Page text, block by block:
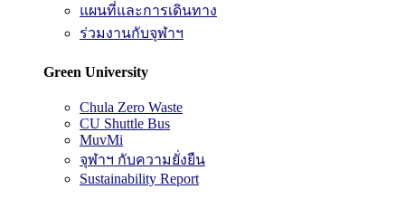
แผนที่และการเดินทาง
ร่วมงานกับจุฬาฯ
Green University
Chula Zero Waste
CU Shuttle Bus
MuvMi
จุฬาฯ กับความยั่งยืน
Sustainability Report